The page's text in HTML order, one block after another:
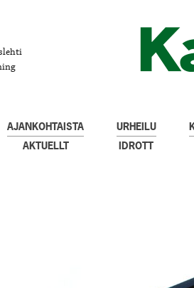
AJANKOHTAISTA
AKTUELLT
URHEILU
IDROTT